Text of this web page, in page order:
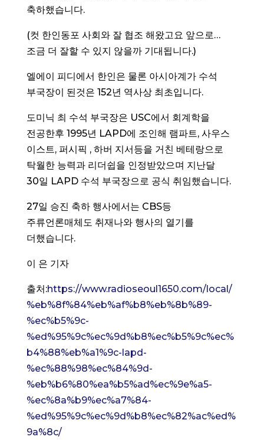
축하했습니다.
(컷 한인동포 사회와 잘 협조 해왔고요 앞으로…
조금 더 잘할 수 있지 않을까 기대됩니다.)
엘에이 피디에서 한인은 물론 아시아계가 수석
부국장이 된것은 152년 역사상 최초입니다.
도미닉 최 수석 부국장은 USC에서 회계학을
전공한후 1995년 LAPD에 조인해 램파트, 사우스
이스트, 퍼시픽 , 하버 지서등을 거친 베테랑으로
탁월한 능력과 리더쉽을 인정받았으며 지난달
30일 LAPD 수석 부국장으로 공식 취임했습니다.
27일 승진 축하 행사에서는 CBS등
주류언론매체도 취재나와 행사의 열기를
더했습니다.
이 은 기자
출처:https://www.radioseoul1650.com/local/
%eb%8f%84%eb%af%b8%eb%8b%89-
%ec%b5%9c-
%ed%95%9c%ec%9d%b8%ec%b5%9c%ec%
b4%88%eb%a1%9c-lapd-
%ec%88%98%ec%84%9d-
%eb%b6%80%ea%b5%ad%ec%9e%a5-
%ec%8a%b9%ec%a7%84-
%ed%95%9c%ec%9d%b8%ec%82%ac%ed%
9a%8c/